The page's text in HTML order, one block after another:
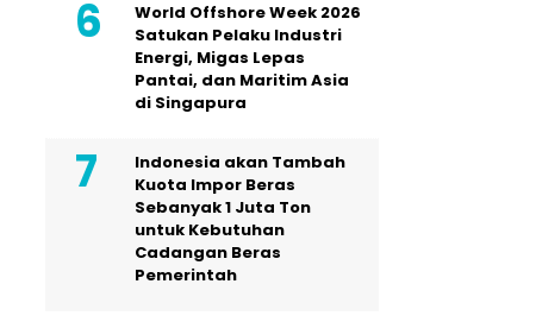
World Offshore Week 2026
Satukan Pelaku Industri
Energi, Migas Lepas
Pantai, dan Maritim Asia
di Singapura
Indonesia akan Tambah
Kuota Impor Beras
Sebanyak 1 Juta Ton
untuk Kebutuhan
Cadangan Beras
Pemerintah